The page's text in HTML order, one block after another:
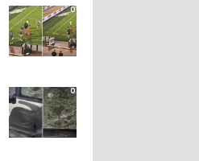
0
0